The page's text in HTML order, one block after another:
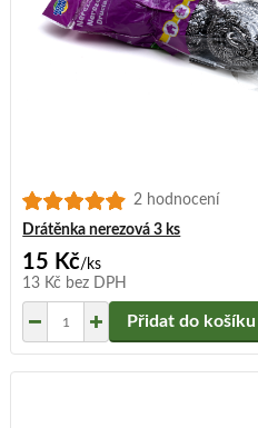
2 hodnocení
Drátěnka nerezová 3 ks
15 Kč/ ks
13 Kč bez DPH
Přidat do košíku